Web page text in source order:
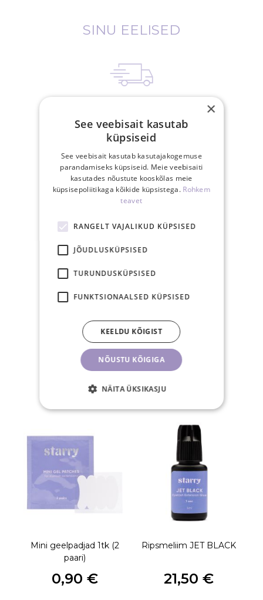
SINU EELISED
Eestis üle 40€
tellimusele
tellimus posti samal
tööpäeval
30-päevane
tagastusõigus
SEOTUD TOOTED
Mini geelpadjad 1tk (2
paari)
0,90 €
Ripsmeliim JET BLACK
21,50 €
×
See veebisait kasutab
küpsiseid
See veebisait kasutab kasutajakogemuse
parandamiseks küpsiseid. Meie veebisaiti
kasutades nõustute kooskõlas meie
küpsisepoliitikaga kõikide küpsistega. Rohkem
teavet
RANGELT VAJALIKUD KÜPSISED
JÕUDLUSKÜPSISED
TURUNDUSKÜPSISED
FUNKTSIONAALSED KÜPSISED
NÕUSTU KÕIGIGA
KEELDU KÕIGIST
NÄITA ÜKSIKASJU